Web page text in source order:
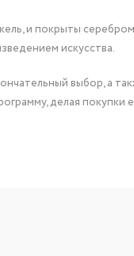
и покрыты
искусства.
выбор, а
делая покупки